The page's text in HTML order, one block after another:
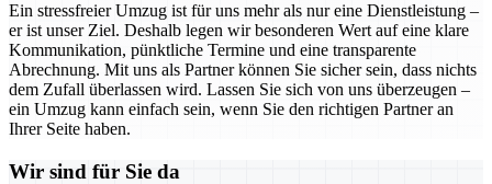
Ein stressfreier Umzug ist für uns mehr als nur eine Dienstleistung –
er ist unser Ziel. Deshalb legen wir besonderen Wert auf eine klare
Kommunikation, pünktliche Termine und eine transparente
Abrechnung. Mit uns als Partner können Sie sicher sein, dass nichts
dem Zufall überlassen wird. Lassen Sie sich von uns überzeugen –
ein Umzug kann einfach sein, wenn Sie den richtigen Partner an
Ihrer Seite haben.
Wir sind für Sie da